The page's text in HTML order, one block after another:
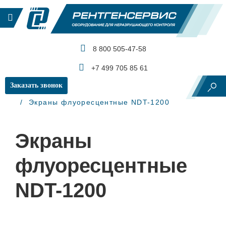
8 800 505-47-58
+7 499 705 85 61
Заказать звонок
Главная Рентгеновский контроль
Экраны
Экраны флуоресцентные NDT-1200
Экраны
флуоресцентные
NDT-1200